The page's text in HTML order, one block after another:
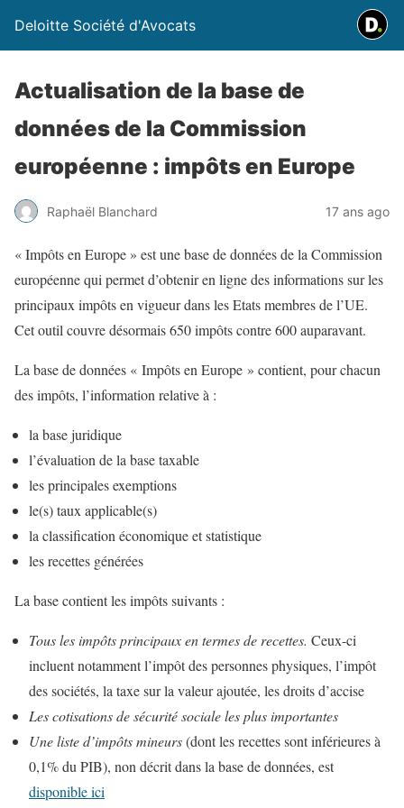
Deloitte Société d'Avocats
Actualisation de la base de
données de la Commission
européenne : impôts en Europe
Raphaël Blanchard 17 ans ago
« Impôts en Europe » est une base de données de la Commission
européenne qui permet d’obtenir en ligne des informations sur les
principaux impôts en vigueur dans les Etats membres de l’UE.
Cet outil couvre désormais 650 impôts contre 600 auparavant.
La base de données « Impôts en Europe » contient, pour chacun
des impôts, l’information relative à :
la base juridique
l’évaluation de la base taxable
les principales exemptions
le(s) taux applicable(s)
la classification économique et statistique
les recettes générées
La base contient les impôts suivants :
Tous les impôts principaux en termes de recettes. Ceux-ci
incluent notamment l’impôt des personnes physiques, l’impôt
des sociétés, la taxe sur la valeur ajoutée, les droits d’accise
Les cotisations de sécurité sociale les plus importantes
Une liste d’impôts mineurs(dont les recettes sont inférieures à
0,1% du PIB), non décrit dans la base de données, est
disponible ici